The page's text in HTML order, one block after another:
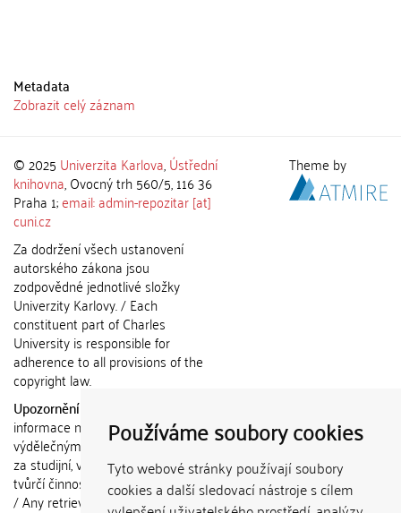
Používáme soubory cookies
Tyto webové stránky používají soubory
cookies a další sledovací nástroje s cílem
Metadata
Zobrazit celý záznam
© 2025 Univerzita Karlova,Ústřední
knihovna, Ovocný trh 560/5, 116 36
Praha 1;email: admin-repozitar [at]
cuni.cz
Za dodržení všech ustanovení
autorského zákona jsou
zodpovědné jednotlivé složky
Univerzity Karlovy. / Each
constituent part of Charles
University is responsible for
adherence to all provisions of the
copyright law.
Upozornění / Notice:
informace nemohou být použity k
výdělečným účelům nebo vydávány
za studijní, vědeckou nebo jinou
tvůrčí činnost jiné osoby než autora.
/ Any retrieved information shall not
Theme by